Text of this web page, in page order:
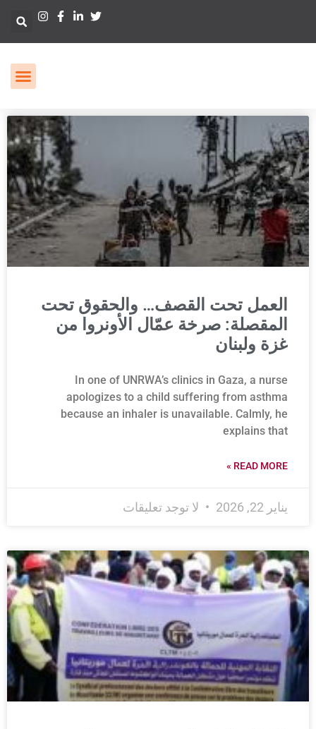
العمل تحت القصف… والحقوق تحت
المقصلة: صرخة عمّال الأونروا من
غزة ولبنان
In one of UNRWA’s clinics in Gaza, a nurse
apologizes to a child suffering from asthma
because an inhaler is unavailable. Calmly, he
explains that
READ MORE »
يناير 22, 2026 لا توجد تعليقات